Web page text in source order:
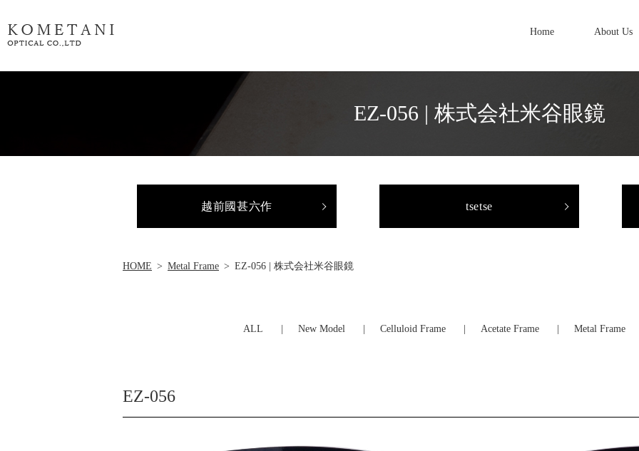
Home About Us
EZ-056 | 株式会社米谷眼鏡
越前國甚六作 tsetse
HOME Metal Frame EZ-056 | 株式会社米谷眼鏡
ALL New Model Celluloid Frame Acetate Frame Metal Frame
EZ-056